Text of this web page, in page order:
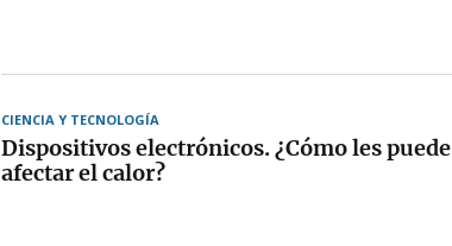
CIENCIA Y TECNOLOGÍA
Dispositivos electrónicos. ¿Cómo les puede
afectar el calor?